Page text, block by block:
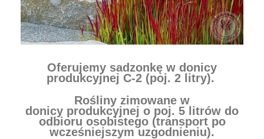
Oferujemy sadzonkę w donicy
produkcyjnej C-2 (poj. 2 litry).
Rośliny zimowane w
donicy produkcyjnej o poj. 5 litrów do
odbioru osobistego (transport po
wcześniejszym uzgodnieniu).